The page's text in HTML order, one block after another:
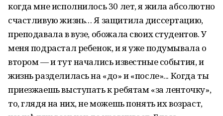
когда мне исполнилось 30 лет, я жила абсолютно
счастливую жизнь… Я защитила диссертацию,
преподавала в вузе, обожала своих студентов. У
меня подрастал ребенок, и я уже подумывала о
втором — и тут начались известные события, и
жизнь разделилась на «до» и «после»... Когда ты
приезжаешь выступать к ребятам «за ленточку»,
то, глядя на них, не можешь понять их возраст,